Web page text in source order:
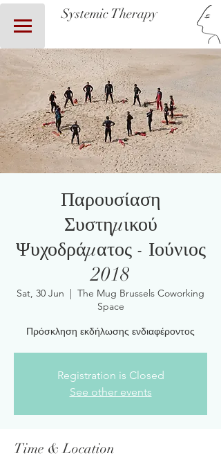
Systemic Therapy
Παρουσίαση
Συστημικού
Ψυχοδράματος - Ιούνιος
2018
Sat, 30 Jun
  |
The Mug Brussels Coworking
Space
Πρόσκληση εκδήλωσης ενδιαφέροντος
Registration is Closed
See other events
Time & Location